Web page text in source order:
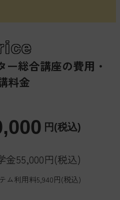
難易度を調整することも
にスキルを身につけられ
ー総合講座の費用・
料金
円(税込)
金55,000円(税込)
ム利用料5,940円(税込)